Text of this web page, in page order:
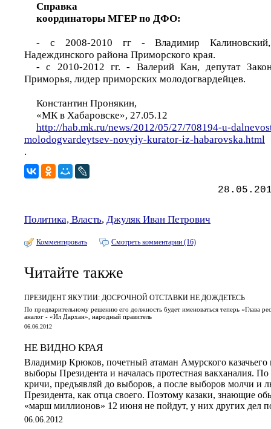
Справка
координаторы МГЕР по ДФО:
- с 2008-2010 гг - Владимир Калиновский,
Надеждинского района Приморского края.
- с 2010-2012 гг. - Валерий Кан, депутат
Приморья, лидер приморских молодогвардейцев.
Константин Пронякин,
«МК в Хабаровске», 27.05.12
http://hab.mk.ru/news/2012/05/27/708194-u-
molodogvardeytsev-novyiy-kurator-iz-habarovska.html
.
Политика, Власть, Джуляк Иван Петрович
Комментировать Смотреть комментарии (16)
Читайте также
ПРЕЗИДЕНТ ЯКУТИИ: ДОСРОЧНОЙ ОТСТАВКИ НЕ ДОЖДЕТЕСЬ
По предварительному решению его должность будет именоваться теперь «Глава
аналог - «Ил Дархан», народный правитель
06.06.2012
НЕ ВИДНО КРАЯ
Владимир Крюков, почетный атаман Амурского
выборы Президента и началась протестная вакханалия.
кричи, предъявляй до выборов, а после выборов молчи и
Президента, как отца своего. Поэтому казаки, знающие
«марш миллионов» 12 июня не пойдут, у них других дел
06.06.2012